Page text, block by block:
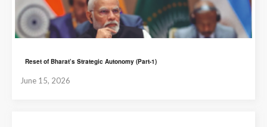
Reset of Bharat’s Strategic Autonomy (Part-1)
June 15, 2026